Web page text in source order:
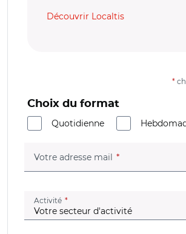
Découvrir Localtis
*
Choix du format
Quotidienne
Votre adresse mail (champ
Activité (champ obligatoire)